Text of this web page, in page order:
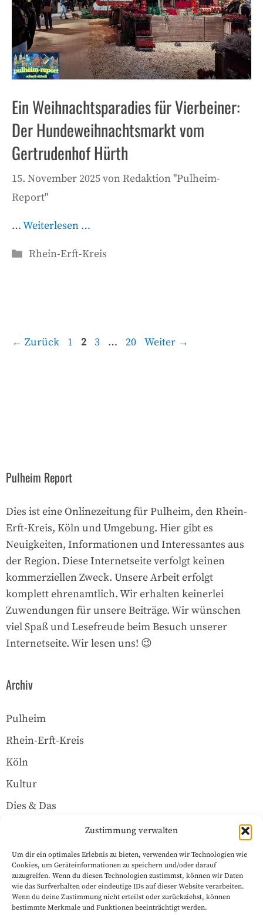
Zustimmung verwalten
Um dir ein optimales Erlebnis zu bieten, verwenden wir Technologien wie
Cookies, um Geräteinformationen zu speichern und/oder darauf
zuzugreifen. Wenn du diesen Technologien zustimmst, können wir Daten
wie das Surfverhalten oder eindeutige IDs auf dieser Website verarbeiten.
Wenn du deine Zustimmung nicht erteilst oder zurückziehst, können
bestimmte Merkmale und Funktionen beeinträchtigt werden.
Ein Weihnachtsparadies für Vierbeiner:
Der Hundeweihnachtsmarkt vom
Gertrudenhof Hürth
15. November 2025von Redaktion "Pulheim-
Report"
…Weiterlesen …
Kategorien
Rhein-Erft-Kreis
← Zurück Seite
1 Seite
2 Seite
3 … Seite
20 Weiter →
Pulheim Report
Dies ist eine Onlinezeitung für Pulheim, den Rhein-
Erft-Kreis, Köln und Umgebung. Hier gibt es
Neuigkeiten, Informationen und Interessantes aus
der Region. Diese Internetseite verfolgt keinen
kommerziellen Zweck. Unsere Arbeit erfolgt
komplett ehrenamtlich. Wir erhalten keinerlei
Zuwendungen für unsere Beiträge. Wir wünschen
viel Spaß und Lesefreude beim Besuch unserer
Internetseite. Wir lesen uns! 😉
Archiv
Pulheim
Rhein-Erft-Kreis
Köln
Kultur
Dies & Das
Rechtliches
Datenschutzerklärung